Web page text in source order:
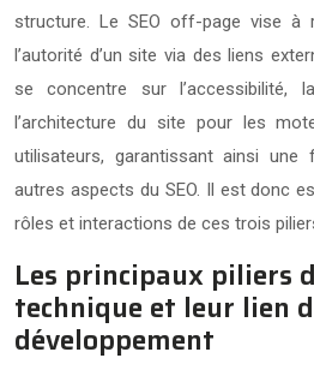
structure. Le SEO off-page vise à
l’autorité d’un site via des liens
se concentre sur l’accessibilité,
l’architecture du site pour les
utilisateurs, garantissant ainsi
autres aspects du SEO. Il est donc
rôles et interactions de ces trois
Les principaux piliers
technique et leur lien
développement